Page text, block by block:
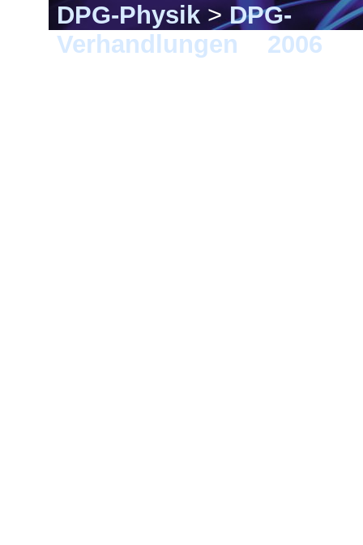
DPG-Physik>DPG-
Verhandlungen
2006